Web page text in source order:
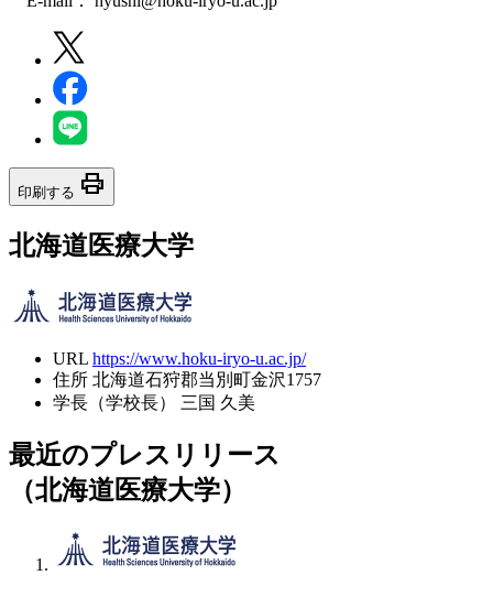
印刷する print
北海道医療大学
URL https://www.hoku-iryo-u.ac.jp/
住所 北海道石狩郡当別町金沢1757
学長（学校長）
三国 久美
最近のプレスリリース
（北海道医療大学）